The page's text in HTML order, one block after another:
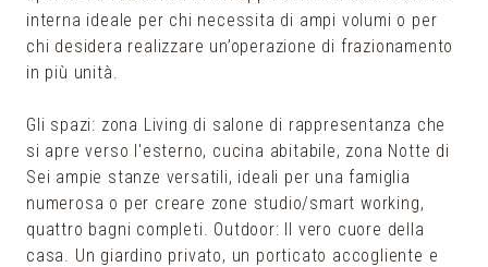
interna ideale per chi necessita di ampi volumi o per
chi desidera realizzare un’operazione di frazionamento
in più unità.
Gli spazi: zona Living di salone di rappresentanza che
si apre verso l'esterno, cucina abitabile, zona Notte di
Sei ampie stanze versatili, ideali per una famiglia
numerosa o per creare zone studio/smart working,
quattro bagni completi. Outdoor: Il vero cuore della
casa. Un giardino privato, un porticato accogliente e